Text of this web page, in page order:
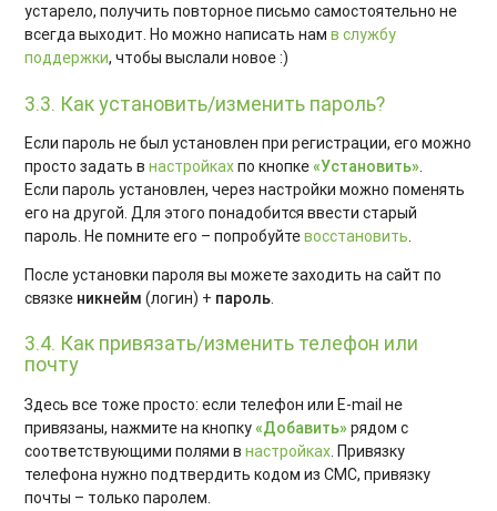
устарело, получить повторное письмо самостоятельно не
всегда выходит. Но можно написать намв службу
поддержки, чтобы выслали новое :)
3.3. Как установить/изменить пароль?
Если пароль не был установлен при регистрации, его можно
просто задать внастройкахпо кнопке«Установить».
Если пароль установлен, через настройки можно поменять
его на другой. Для этого понадобится ввести старый
пароль. Не помните его – попробуйтевосстановить.
После установки пароля вы можете заходить на сайт по
связке никнейм (логин) + пароль.
3.4. Как привязать/изменить телефон или
почту
Здесь все тоже просто: если телефон или E-mail не
привязаны, нажмите на кнопку«Добавить»рядом с
соответствующими полями внастройках. Привязку
телефона нужно подтвердить кодом из СМС, привязку
почты – только паролем.